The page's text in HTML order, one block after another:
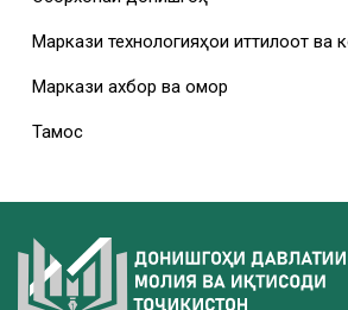
Маркази технологияҳои иттилоотӣ ва
Маркази ахбор ва омор
Тамос